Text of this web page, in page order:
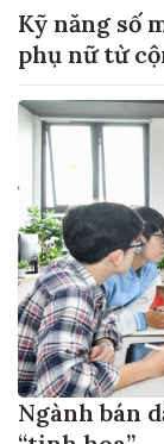
Kỹ năng số
phụ nữ từ
Ngành bán